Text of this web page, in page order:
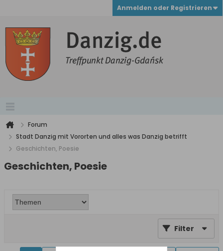
Anmelden oder Registrieren
Forum
Stadt Danzig mit Vororten und alles was Danzig betrifft
Geschichten, Poesie
Geschichten, Poesie
Filter